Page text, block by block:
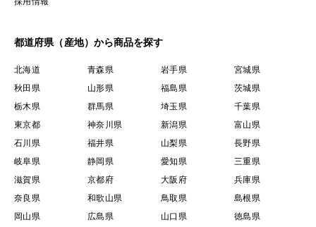
都道府県（産地）から商品を探す
北海道 青森県 岩手県
宮城県
秋田県
山形県 福島県
茨城県
栃木県
群馬県 埼玉県
千葉県
東京都
神奈川県 新潟県
富山県
石川県
福井県 山梨県
長野県
岐阜県
静岡県 愛知県
三重県
滋賀県
京都府 大阪府
兵庫県
奈良県
和歌山県 鳥取県
島根県
岡山県
広島県 山口県 徳島県